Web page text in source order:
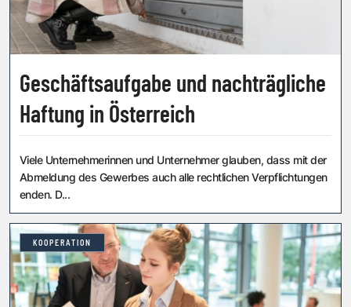
Geschäftsaufgabe und nachträgliche
Haftung in Österreich
Viele Unternehmerinnen und Unternehmer glauben, dass mit der
Abmeldung des Gewerbes auch alle rechtlichen Verpflichtungen
enden. D...
KOOPERATION